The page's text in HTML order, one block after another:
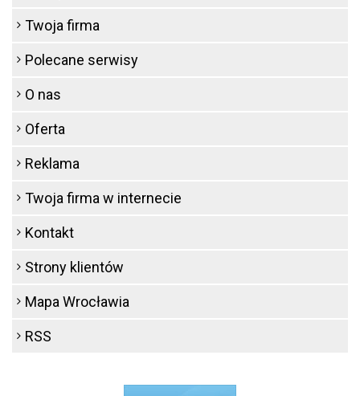
Twoja firma
Polecane serwisy
O nas
Oferta
Reklama
Twoja firma w internecie
Kontakt
Strony klientów
Mapa Wrocławia
RSS